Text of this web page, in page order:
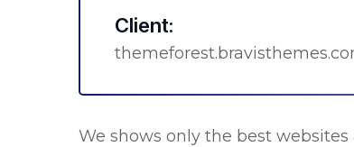
Client:
We shows only the best